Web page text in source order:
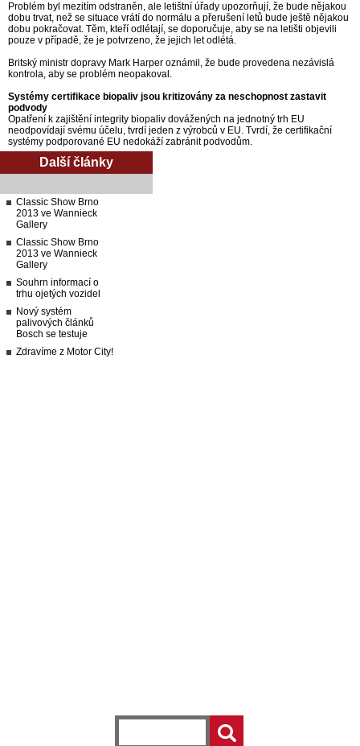
Problém byl mezitím odstraněn, ale letištní úřady upozorňují, že bude nějakou
dobu trvat, než se situace vrátí do normálu a přerušení letů bude ještě nějakou
dobu pokračovat. Těm, kteří odlétají, se doporučuje, aby se na letišti objevili
pouze v případě, že je potvrzeno, že jejich let odlétá.
Britský ministr dopravy Mark Harper oznámil, že bude provedena nezávislá
kontrola, aby se problém neopakoval.
Systémy certifikace biopaliv jsou kritizovány za neschopnost zastavit
podvody
Opatření k zajištění integrity biopaliv dovážených na jednotný trh EU
neodpovídají svému účelu, tvrdí jeden z výrobců v EU. Tvrdí, že certifikační
systémy podporované EU nedokáží zabránit podvodům.
Další články
Classic Show Brno
2013 ve Wannieck
Gallery
Classic Show Brno
2013 ve Wannieck
Gallery
Souhrn informací o
trhu ojetých vozidel
Nový systém
palivových článků
Bosch se testuje
Zdravíme z Motor City!